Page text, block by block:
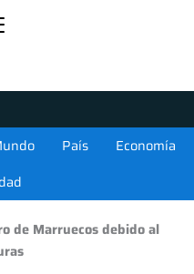
País
Economía
de Marruecos debido al